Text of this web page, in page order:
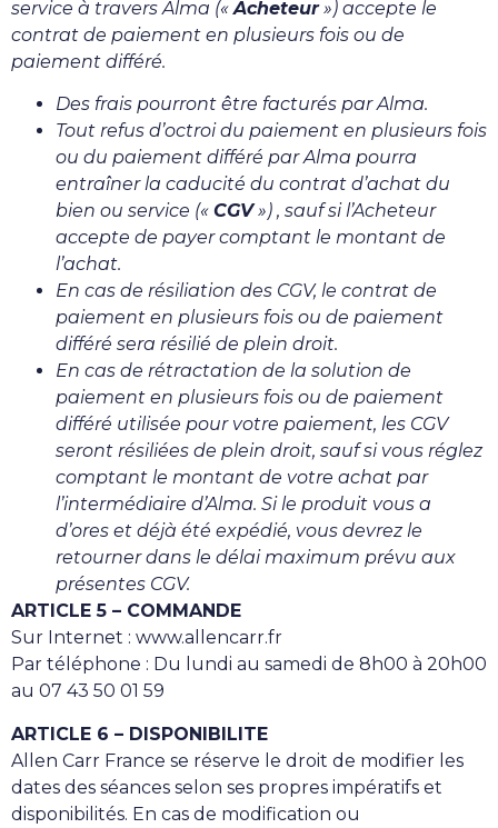
service à travers Alma («Acheteur») accepte le
contrat de paiement en plusieurs fois ou de
paiement différé.
Des frais pourront être facturés par Alma.
Tout refus d’octroi du paiement en plusieurs fois
ou du paiement différé par Alma pourra
entraîner la caducité du contrat d’achat du
bien ou service (« CGV») , sauf si l’Acheteur
accepte de payer comptant le montant de
l’achat.
En cas de résiliation des CGV, le contrat de
paiement en plusieurs fois ou de paiement
différé sera résilié de plein droit.
En cas de rétractation de la solution de
paiement en plusieurs fois ou de paiement
différé utilisée pour votre paiement, les CGV
seront résiliées de plein droit, sauf si vous réglez
comptant le montant de votre achat par
l’intermédiaire d’Alma. Si le produit vous a
d’ores et déjà été expédié, vous devrez le
retourner dans le délai maximum prévu aux
présentes CGV.
ARTICLE 5 – COMMANDE
Sur Internet : www.allencarr.fr
Par téléphone : Du lundi au samedi de 8h00 à 20h00
au 07 43 50 01 59
ARTICLE 6 – DISPONIBILITE
Allen Carr France se réserve le droit de modifier les
dates des séances selon ses propres impératifs et
disponibilités. En cas de modification ou